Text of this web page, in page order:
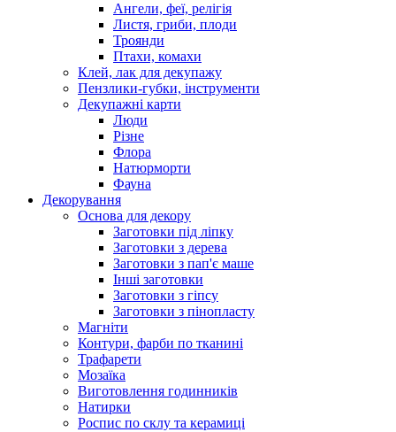
Ангели, феї, релігія
Листя, гриби, плоди
Троянди
Птахи, комахи
Клей, лак для декупажу
Пензлики-губки, інструменти
Декупажні карти
Люди
Різне
Флора
Натюрморти
Фауна
Декорування
Основа для декору
Заготовки під ліпку
Заготовки з дерева
Заготовки з пап'є маше
Інші заготовки
Заготовки з гіпсу
Заготовки з пінопласту
Магніти
Контури, фарби по тканині
Трафарети
Мозаїка
Виготовлення годинників
Натирки
Роспис по склу та керамиці